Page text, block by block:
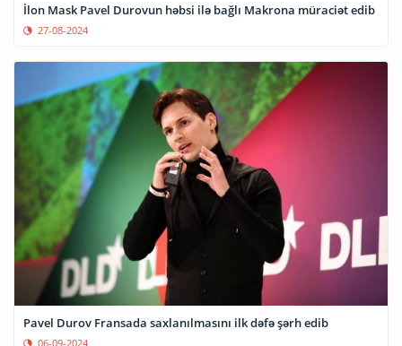
İlon Mask Pavel Durovun həbsi ilə bağlı Makrona müraciət edib
27-08-2024
Pavel Durov Fransada saxlanılmasını ilk dəfə şərh edib
06-09-2024